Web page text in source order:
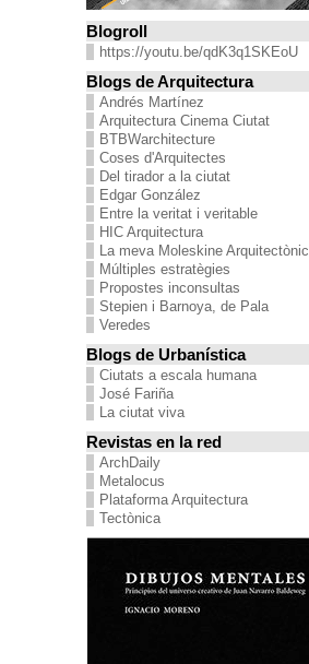
Blogroll
https://youtu.be/qdK3q1SKEoU
Blogs de Arquitectura
Andrés Martínez
Arquitectura Cinema Ciutat
BTBWarchitecture
Coses d'Arquitectes
Del tirador a la ciutat
Edgar González
Entre la veritat i veritable
HIC Arquitectura
La meva Moleskine Arquitectònic
Múltiples estratègies
Propostes inconsultas
Stepien i Barnoya, de Pala
Veredes
Blogs de Urbanística
Ciutats a escala humana
José Fariña
La ciutat viva
Revistas en la red
ArchDaily
Metalocus
Plataforma Arquitectura
Tectònica